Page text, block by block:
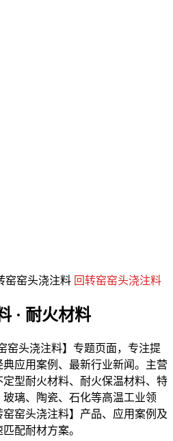
窑窑头浇注料 回转窑窑头浇注料
· 耐火材料
窑头浇注料】专题页面，专注提
应用案例、最新行业新闻。主营
型耐火材料、耐火保温材料、特
璃、陶瓷、石化等高温工业领
窑头浇注料】产品、应用案例及
配耐材方案。